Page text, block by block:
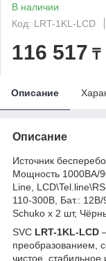
В наличии
Код: LRT-1KL-LCD
116 517 ₸
Описание
Описание
Источник
Мощность 1000ВА/
Line,
110-300В, Бат.:
Schuko x 2 шт,
SVC LRT-1KL-LCD
преобразованием,
чистое,